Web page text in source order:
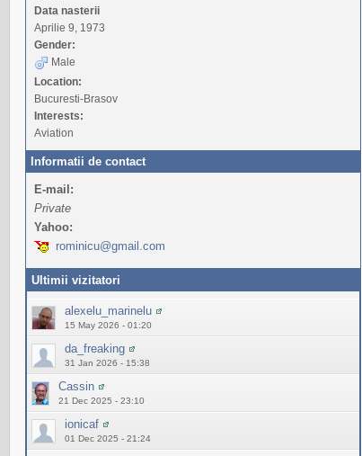
Data nasterii
Aprilie 9, 1973
Gender:
Male
Location:
Bucuresti-Brasov
Interests:
Aviation
Informatii de contact
E-mail:
Private
Yahoo:
rominicu@gmail.com
Ultimii vizitatori
alexelu_marinelu
15 May 2026 - 01:20
da_freaking
31 Jan 2026 - 15:38
Cassin
21 Dec 2025 - 23:10
ionicaf
01 Dec 2025 - 21:24